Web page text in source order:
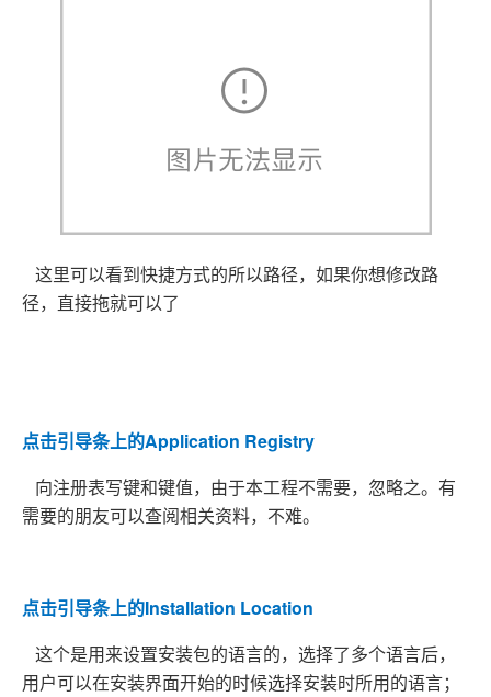
这里可以看到快捷方式的所以路径，如果你想修改路
径，直接拖就可以了
点击引导条上的Application Registry
向注册表写键和键值，由于本工程不需要，忽略之。有
需要的朋友可以查阅相关资料，不难。
点击引导条上的Installation Location
这个是用来设置安装包的语言的，选择了多个语言后，
用户可以在安装界面开始的时候选择安装时所用的语言；